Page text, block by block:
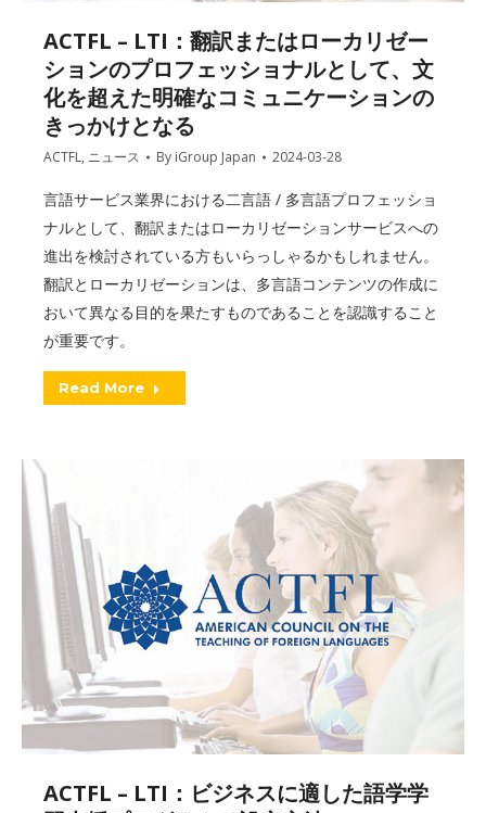
ACTFL – LTI：翻訳またはローカリゼー
ションのプロフェッショナルとして、文
化を超えた明確なコミュニケーションの
きっかけとなる
ACTFL, ニュース By iGroup Japan 2024-03-28
言語サービス業界における二言語 / 多言語プロフェッショ
ナルとして、翻訳またはローカリゼーションサービスへの
進出を検討されている方もいらっしゃるかもしれません。
翻訳とローカリゼーションは、多言語コンテンツの作成に
おいて異なる目的を果たすものであることを認識すること
が重要です。
Read More
ACTFL – LTI：ビジネスに適した語学学